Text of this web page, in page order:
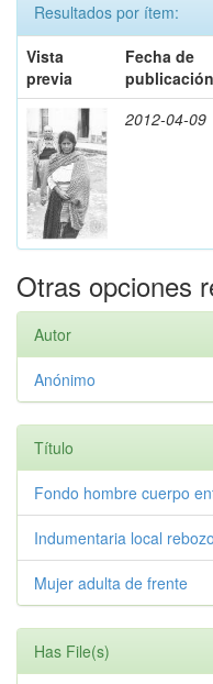
Resultados por ítem:
Vista
previa
Fecha de
publicación
2012-04-09
Otras opciones
Autor
Anónimo
Título
Fondo hombre cuerpo
Indumentaria local
Mujer adulta de frente
Has File(s)